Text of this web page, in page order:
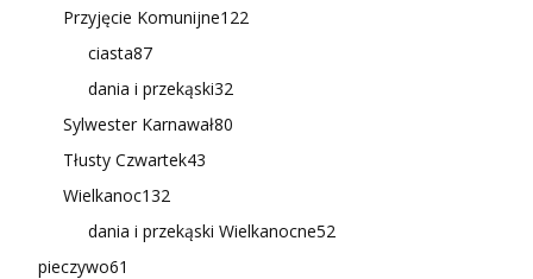
Przyjęcie Komunijne122
ciasta87
dania i przekąski32
Sylwester Karnawał80
Tłusty Czwartek43
Wielkanoc132
dania i przekąski Wielkanocne52
pieczywo61